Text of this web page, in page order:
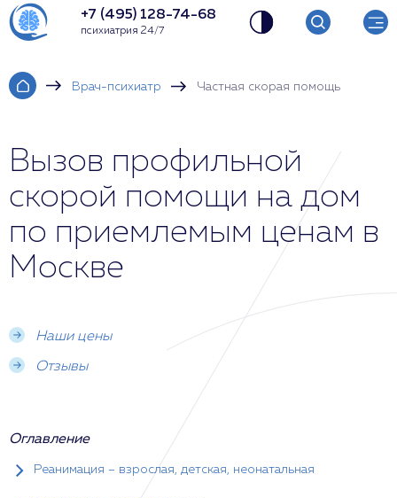
+7 (495) 128-74-68
психиатрия 24/7
Врач-психиатр Частная скорая помощь
Вызов профильной
скорой помощи на дом
по приемлемым ценам в
Москве
Наши цены
Отзывы
Оглавление
Реанимация – взрослая, детская, неонатальная